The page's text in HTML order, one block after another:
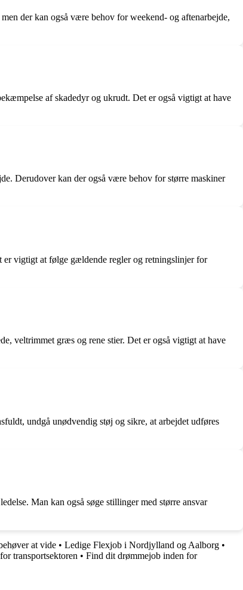
der kan også være behov for weekend- og aftenarbejde,
af skadedyr og ukrudt. Det er også vigtigt at have
Derudover kan der også være behov for større maskiner
er vigtigt at følge gældende regler og retningslinjer for
veltrimmet græs og rene stier. Det er også vigtigt at have
undgå unødvendig støj og sikre, at arbejdet udføres
Man kan også søge stillinger med større ansvar
at vide • Ledige Flexjob i Nordjylland og Aalborg •
transportsektoren • Find dit drømmejob inden for